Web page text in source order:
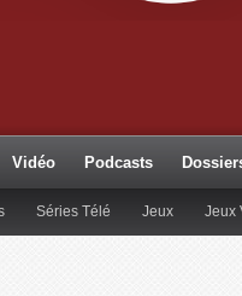
Vidéo Podcasts
Séries Télé Jeux Jeux